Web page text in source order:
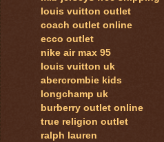
louis vuitton outlet
coach outlet online
ecco outlet
nike air max 95
louis vuitton uk
abercrombie kids
longchamp uk
burberry outlet online
true religion outlet
ralph lauren